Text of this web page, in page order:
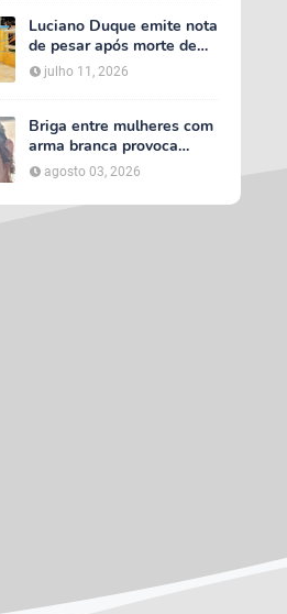
Luciano Duque emite nota
de pesar após morte de
Maria Valentina; Márcia
Conrado decreta luto
Serra Talhada
julho 11, 2026
Briga entre mulheres com
arma branca provoca
tumulto em loja no bairro
AABB, em Serra Talhada
agosto 03, 2026